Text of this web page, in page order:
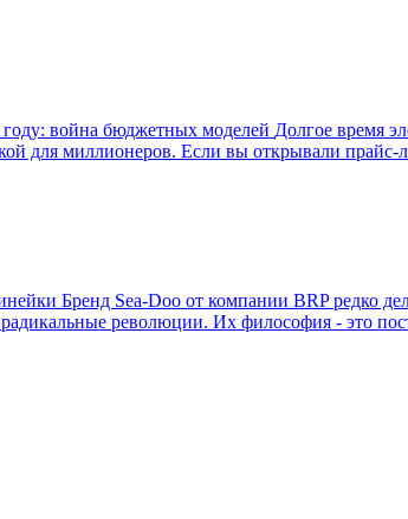
война бюджетных моделей Долгое время
для миллионеров. Если вы открывали
Бренд Sea-Doo от компании BRP редко
революции. Их философия - это